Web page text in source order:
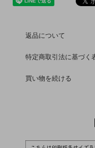
返品について
特定商取引法に基づく
買い物を続ける